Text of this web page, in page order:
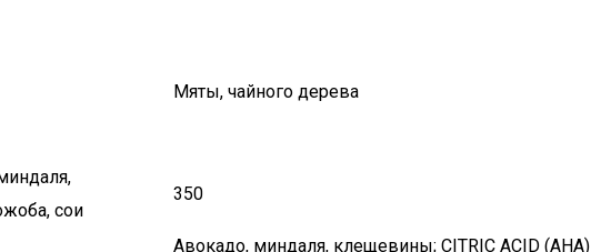
Мяты, чайного дерева
сои
350
Авокадо, миндаля, клещевины; CITRIC ACID (AHA)